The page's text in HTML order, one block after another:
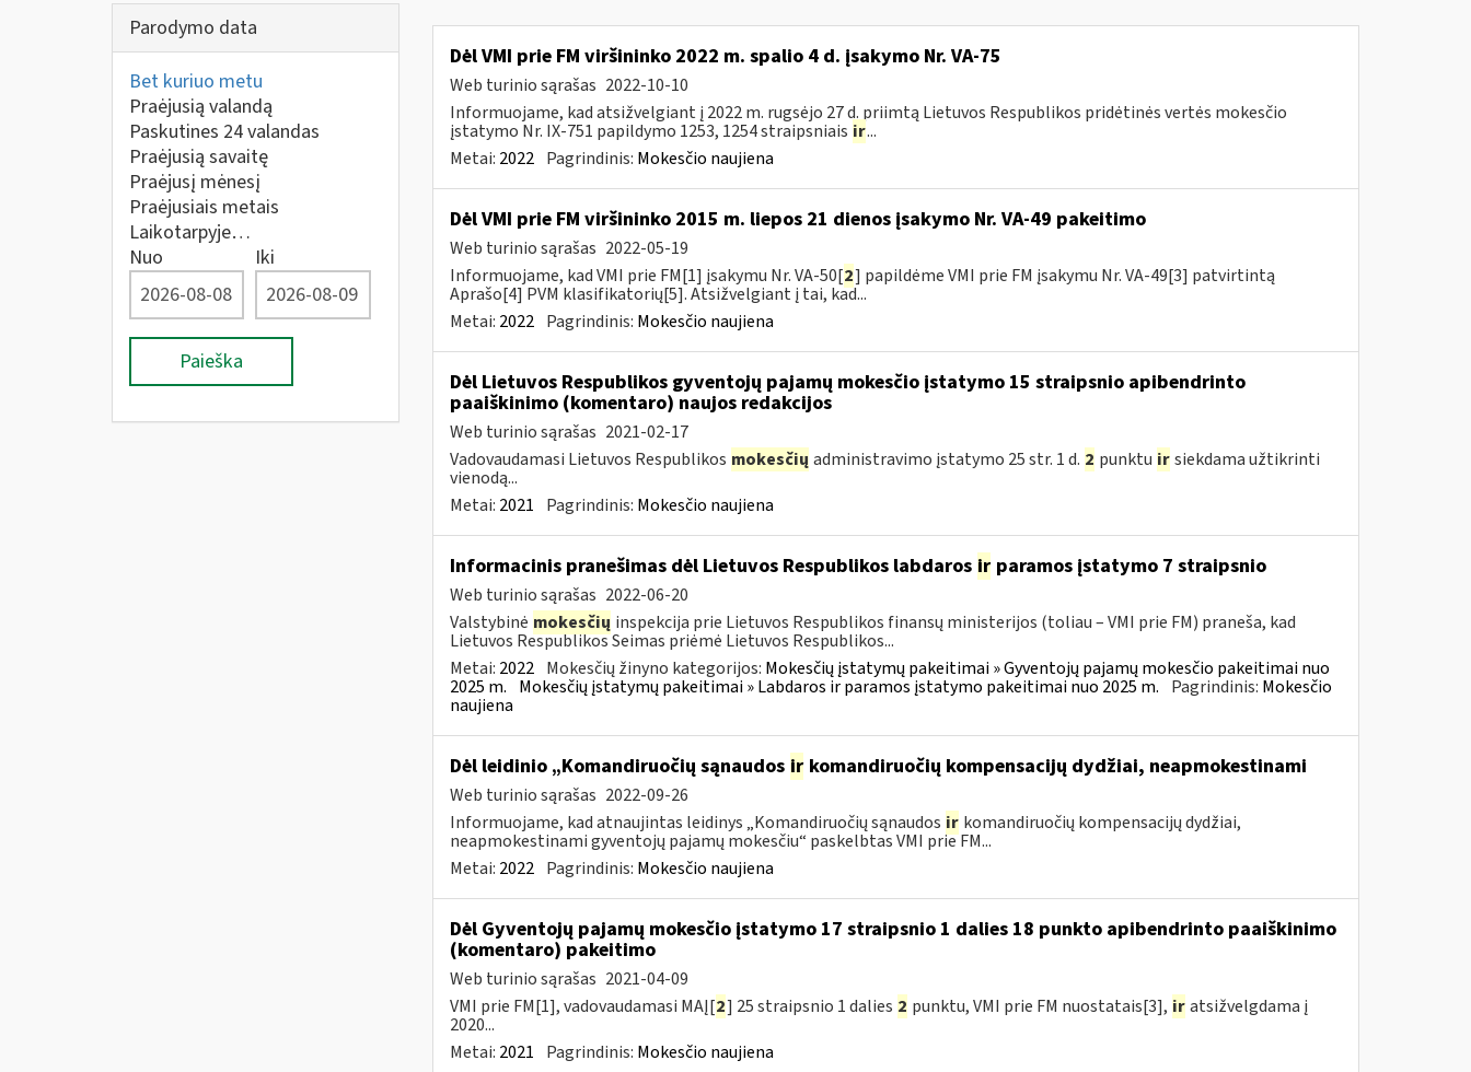
Parodymo data
Bet kuriuo metu
Praėjusią valandą
Paskutines 24 valandas
Praėjusią savaitę
Praėjusį mėnesį
Praėjusiais metais
Laikotarpyje…
Nuo
Iki
Paieška
Dėl VMI prie FM viršininko 2022 m. spalio 4 d. įsakymo Nr. VA-75
Web turinio sąrašas 2022-10-10
Informuojame, kad atsižvelgiant į 2022 m. rugsėjo 27 d. priimtą Lietuvos Respublikos pridėtinės vertės mokesčio
įstatymo Nr. IX-751 papildymo 1253, 1254 straipsniais ir...
Metai: 2022 Pagrindinis: Mokesčio naujiena
Dėl VMI prie FM viršininko 2015 m. liepos 21 dienos įsakymo Nr. VA-49 pakeitimo
Web turinio sąrašas 2022-05-19
Informuojame, kad VMI prie FM[1] įsakymu Nr. VA-50[2] papildėme VMI prie FM įsakymu Nr. VA-49[3] patvirtintą
Aprašo[4] PVM klasifikatorių[5]. Atsižvelgiant į tai, kad...
Metai: 2022 Pagrindinis: Mokesčio naujiena
Dėl Lietuvos Respublikos gyventojų pajamų mokesčio įstatymo 15 straipsnio apibendrinto
paaiškinimo (komentaro) naujos redakcijos
Web turinio sąrašas 2021-02-17
Vadovaudamasi Lietuvos Respublikos mokesčių administravimo įstatymo 25 str. 1 d. 2 punktu ir siekdama užtikrinti
vienodą...
Metai: 2021 Pagrindinis: Mokesčio naujiena
Informacinis pranešimas dėl Lietuvos Respublikos labdaros irparamos įstatymo 7 straipsnio
Web turinio sąrašas 2022-06-20
Valstybinė mokesčių inspekcija prie Lietuvos Respublikos finansų ministerijos (toliau – VMI prie FM) praneša, kad
Lietuvos Respublikos Seimas priėmė Lietuvos Respublikos...
Metai: 2022 Mokesčių žinyno kategorijos: Mokesčių įstatymų pakeitimai » Gyventojų pajamų mokesčio pakeitimai nuo
2025 m. Mokesčių įstatymų pakeitimai » Labdaros ir paramos įstatymo pakeitimai nuo 2025 m. Pagrindinis: Mokesčio
naujiena
Dėl leidinio „Komandiruočių sąnaudos irkomandiruočių kompensacijų dydžiai, neapmokestinami
Web turinio sąrašas 2022-09-26
Informuojame, kad atnaujintas leidinys „Komandiruočių sąnaudos ir komandiruočių kompensacijų dydžiai,
neapmokestinami gyventojų pajamų mokesčiu“ paskelbtas VMI prie FM...
Metai: 2022 Pagrindinis: Mokesčio naujiena
Dėl Gyventojų pajamų mokesčio įstatymo 17 straipsnio 1 dalies 18 punkto apibendrinto paaiškinimo
(komentaro) pakeitimo
Web turinio sąrašas 2021-04-09
VMI prie FM[1], vadovaudamasi MAĮ[2] 25 straipsnio 1 dalies 2 punktu, VMI prie FM nuostatais[3], ir atsižvelgdama į
2020...
Metai: 2021 Pagrindinis: Mokesčio naujiena